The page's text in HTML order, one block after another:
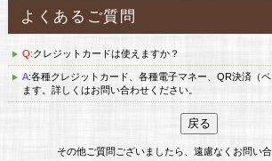
よくあるご質問
Q:クレジットカードは使えますか？
A:各種クレジットカード、各種電子マネー、QR決済（
ます。詳しくはお問い合わせください。
その他ご質問ございましたら、遠慮なくお問い合